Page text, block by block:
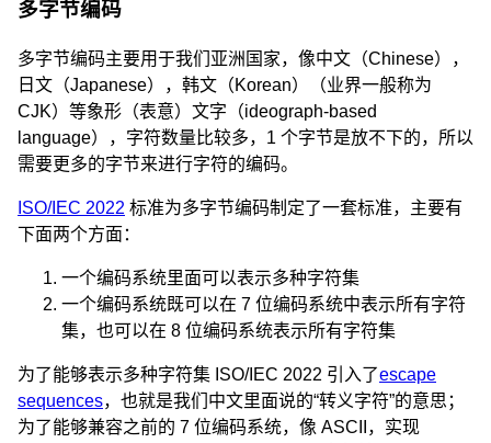
多字节编码
多字节编码主要用于我们亚洲国家，像中文（Chinese），
日文（Japanese），韩文（Korean）（业界一般称为
CJK）等象形（表意）文字（ideograph-based
language），字符数量比较多，1 个字节是放不下的，所以
需要更多的字节来进行字符的编码。
ISO/IEC 2022 标准为多字节编码制定了一套标准，主要有
下面两个方面：
一个编码系统里面可以表示多种字符集
一个编码系统既可以在 7 位编码系统中表示所有字符
集，也可以在 8 位编码系统表示所有字符集
为了能够表示多种字符集 ISO/IEC 2022 引入了escape
sequences，也就是我们中文里面说的“转义字符”的意思；
为了能够兼容之前的 7 位编码系统，像 ASCII，实现